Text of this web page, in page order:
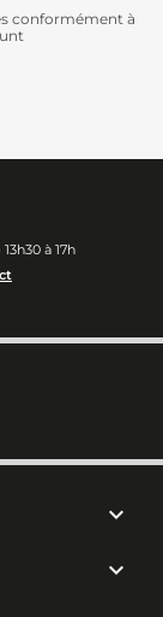
conformément à
à 17h

